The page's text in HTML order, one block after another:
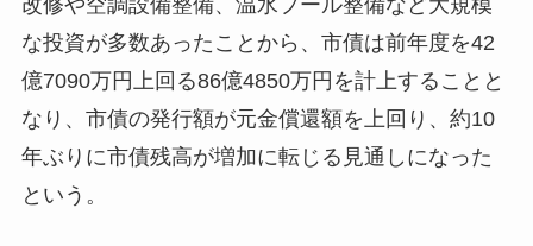
な投資が多数あったことから、市債は前年度を42
億7090万円上回る86億4850万円を計上することと
なり、市債の発行額が元金償還額を上回り、約10
年ぶりに市債残高が増加に転じる見通しになった
という。